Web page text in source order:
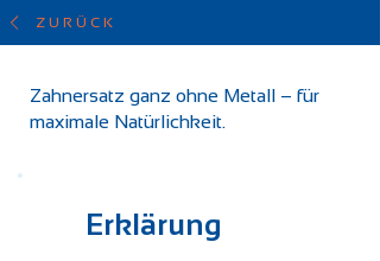
ZURÜCK
Zahnersatz ganz ohne Metall – für
maximale Natürlichkeit.
Erklärung